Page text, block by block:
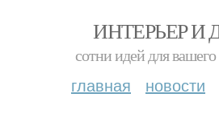
ИНТЕРЬЕР И
сотни идей для
главная новости